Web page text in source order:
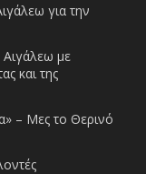
για την
με
και της
– Μες το Θερινό